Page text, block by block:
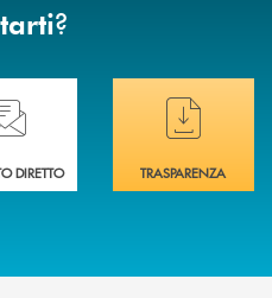
?
di assistenza immediata ?
DIRETTO
Hai bisogno di
TRASPARENZA